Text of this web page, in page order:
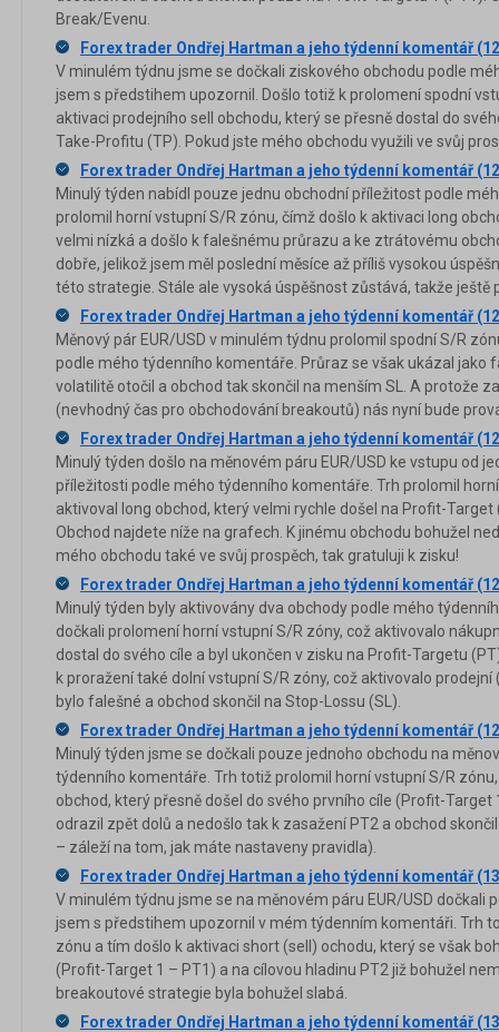
Break/Evenu.
Forex trader Ondřej Hartman a jeho týdenní komentář
V minulém týdnu jsme se dočkali ziskového obchodu podle
jsem s předstihem upozornil. Došlo totiž k prolomení spodní
aktivaci prodejního sell obchodu, který se přesně dostal do
Take-Profitu (TP). Pokud jste mého obchodu využili ve svůj
Forex trader Ondřej Hartman a jeho týdenní komentář
Minulý týden nabídl pouze jednu obchodní příležitost podle
prolomil horní vstupní S/R zónu, čímž došlo k aktivaci long
velmi nízká a došlo k falešnému průrazu a ke ztrátovému
dobře, jelikož jsem měl poslední měsíce až příliš vysokou
této strategie. Stále ale vysoká úspěšnost zůstává, takže ještě
Forex trader Ondřej Hartman a jeho týdenní komentář
Měnový pár EUR/USD v minulém týdnu prolomil spodní S/R
podle mého týdenního komentáře. Průraz se však ukázal jako
volatilitě otočil a obchod tak skončil na menším SL. A protože
(nevhodný čas pro obchodování breakoutů) nás nyní bude
Forex trader Ondřej Hartman a jeho týdenní komentář
Minulý týden došlo na měnovém páru EUR/USD ke vstupu od
příležitosti podle mého týdenního komentáře. Trh prolomil
aktivoval long obchod, který velmi rychle došel na Profit-Target
Obchod najdete níže na grafech. K jinému obchodu bohužel
mého obchodu také ve svůj prospěch, tak gratuluji k zisku!
Forex trader Ondřej Hartman a jeho týdenní komentář
Minulý týden byly aktivovány dva obchody podle mého
dočkali prolomení horní vstupní S/R zóny, což aktivovalo
dostal do svého cíle a byl ukončen v zisku na Profit-Targetu
k proražení také dolní vstupní S/R zóny, což aktivovalo
bylo falešné a obchod skončil na Stop-Lossu (SL).
Forex trader Ondřej Hartman a jeho týdenní komentář
Minulý týden jsme se dočkali pouze jednoho obchodu na
týdenního komentáře. Trh totiž prolomil horní vstupní S/R
obchod, který přesně došel do svého prvního cíle (Profit-
odrazil zpět dolů a nedošlo tak k zasažení PT2 a obchod
– záleží na tom, jak máte nastaveny pravidla).
Forex trader Ondřej Hartman a jeho týdenní komentář
V minulém týdnu jsme se na měnovém páru EUR/USD dočkali
jsem s předstihem upozornil v mém týdenním komentáři. Trh
zónu a tím došlo k aktivaci short (sell) ochodu, který se však
(Profit-Target 1 – PT1) a na cílovou hladinu PT2 již bohužel
breakoutové strategie byla bohužel slabá.
Forex trader Ondřej Hartman a jeho týdenní komentář